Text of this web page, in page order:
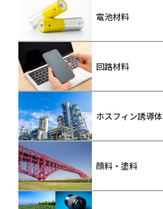
電池材料
回路材料
ホスフィン誘導体
顔料・塗料